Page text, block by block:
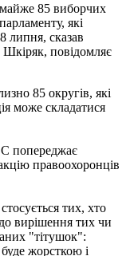
85 виборчих
які
липня, сказав
Шкіряк, повідомляє
85 округів, які
може складатися
попереджає
правоохоронців
тих, хто
вирішення тих чи
"тітушок":
буде жорсткою і